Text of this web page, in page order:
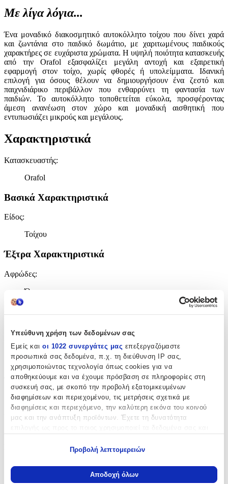
Υπεύθυνη χρήση των δεδομένων σας
Εμείς και οι 1022 συνεργάτες μας επεξεργαζόμαστε
προσωπικά σας δεδομένα, π.χ. τη διεύθυνση IP σας,
χρησιμοποιώντας τεχνολογία όπως cookies για να
αποθηκεύουμε και να έχουμε πρόσβαση σε πληροφορίες στη
συσκευή σας, με σκοπό την προβολή εξατομικευμένων
διαφημίσεων και περιεχομένου, τις μετρήσεις σχετικά με
διαφημίσεις και περιεχόμενο, την καλύτερη εικόνα του κοινού
μας και την ανάπτυξη προϊόντων. Έχετε τη δυνατότητα
Να συλλέξουμε πληροφορίες σχετικά με τη γεωγραφική
σας τοποθεσία, οι οποίες μπορεί να είναι ακριβείς σε
Προβολή λεπτομερειών
Αποδοχή όλων
Με λίγα λόγια...
Ένα μοναδικό διακοσμητικό αυτοκόλλητο τοίχου που δίνει χαρά
και ζωντάνια στο παιδικό δωμάτιο, με χαριτωμένους παιδικούς
χαρακτήρες σε ευχάριστα χρώματα. Η υψηλή ποιότητα κατασκευής
από την Orafol εξασφαλίζει μεγάλη αντοχή και εξαιρετική
εφαρμογή στον τοίχο, χωρίς φθορές ή υπολείμματα. Ιδανική
επιλογή για όσους θέλουν να δημιουργήσουν ένα ζεστό και
παιχνιδιάρικο περιβάλλον που ενθαρρύνει τη φαντασία των
παιδιών. Το αυτοκόλλητο τοποθετείται εύκολα, προσφέροντας
άμεση ανανέωση στον χώρο και μοναδική αισθητική που
εντυπωσιάζει μικρούς και μεγάλους.
Χαρακτηριστικά
Κατασκευαστής:
Orafol
Βασικά Χαρακτηριστικά
Είδος:
Τοίχου
Έξτρα Χαρακτηριστικά
Αφρώδες:
Όχι
Βινυλίου
Μπορντούρα:
Όχι
Φωσφοριζέ:
Όχι
3D:
50
cm